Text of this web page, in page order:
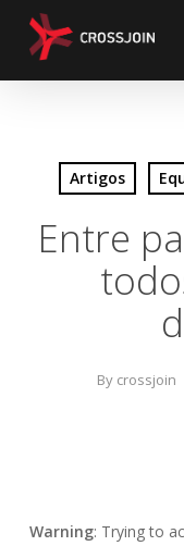
Artigos
Entre
By crossjoin
Warning: Trying to